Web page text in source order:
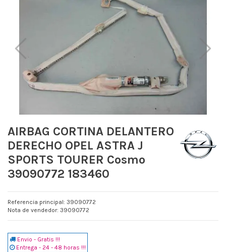
AIRBAG CORTINA DELANTERO
DERECHO OPEL ASTRA J
SPORTS TOURER Cosmo
39090772 183460
Referencia principal: 39090772
Nota de vendedor: 39090772
Envio - Gratis !!!
Entrega - 24 - 48 horas !!!